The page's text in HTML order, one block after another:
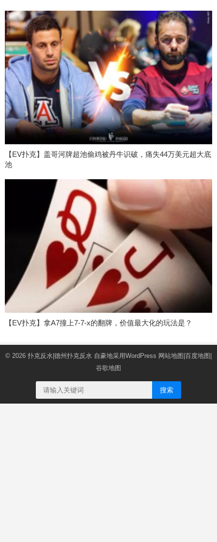
【EV扑克】盖哥河牌超池偷鸡被丹牛识破，痛失44万美元超大底
池
【EV扑克】拿A7撞上7-7-x的翻牌，价值最大化的玩法是？
© 2026 扑克反水|德州扑克反水 自豪地采用WordPress 网站地图|百度地图|
谷歌地图
搜索